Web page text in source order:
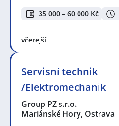
35 000 – 60 000 Kč
včerejší
Servisní technik
/Elektromechanik
Group PZ s.r.o.
Mariánské Hory, Ostrava